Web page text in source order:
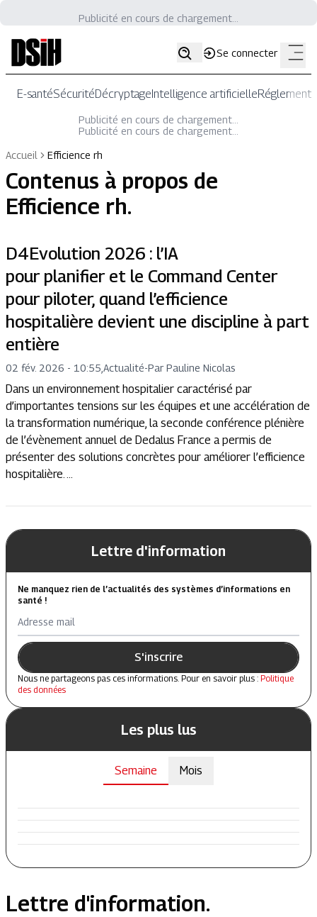
Publicité en cours de chargement...
Se connecter
E-santéSécuritéDécryptageIntelligence artificielle
Publicité en cours de chargement...
Publicité en cours de chargement...
Accueil
Efficience rh
Contenus à propos de
Efficience rh.
D4Evolution 2026 : l’IA
pour planifier et le Command Center
pour piloter, quand l’efficience
hospitalière devient une discipline à part
entière
02 fév. 2026 - 10:55 Actualité-Par Pauline Nicolas
Dans un environnement hospitalier caractérisé par
d’importantes tensions sur les équipes et une accélération de
la transformation numérique, la seconde conférence plénière
de l’évènement annuel de Dedalus France a permis de
présenter des solutions concrètes pour améliorer l’efficience
hospitalière. ...
Lettre d'information
Ne manquez rien de l’actualités des systèmes d’informations en
santé !
Adresse mail
S'inscrire
Nous ne partageons pas ces informations. Pour en savoir plus : Politique
des données
Les plus lus
Semaine Mois
Lettre d'information.